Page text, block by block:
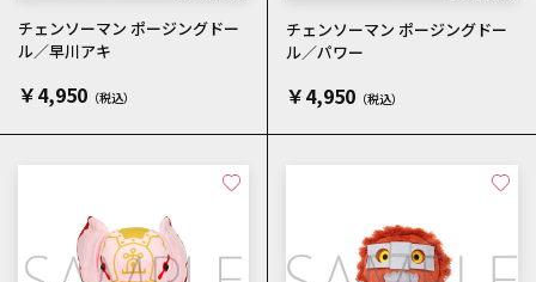
チェンソーマン ポージングドー
ル／早川アキ
￥4,950
チェンソーマン ポージングドー
ル／パワー
￥4,950